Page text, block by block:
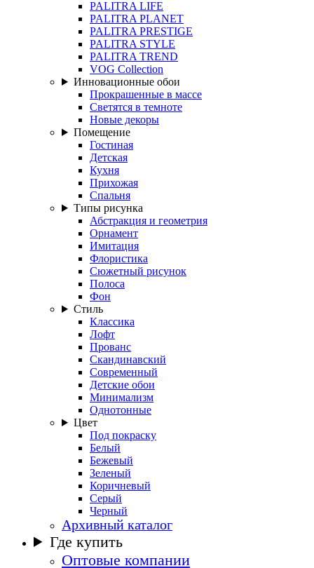
PALITRA LIFE
PALITRA PLANET
PALITRA PRESTIGE
PALITRA STYLE
PALITRA TREND
VOG Collection
Инновационные обои
Прокрашенные в массе
Светятся в темноте
Новые декоры
Помещение
Гостиная
Детская
Кухня
Прихожая
Спальня
Типы рисунка
Абстракция и геометрия
Орнамент
Имитация
Флористика
Сюжетный рисунок
Полоса
Фон
Стиль
Классика
Лофт
Прованс
Скандинавский
Современный
Детские обои
Минимализм
Однотонные
Цвет
Под покраску
Белый
Бежевый
Зеленый
Коричневый
Серый
Черный
Архивный каталог
Где купить
Оптовые компании